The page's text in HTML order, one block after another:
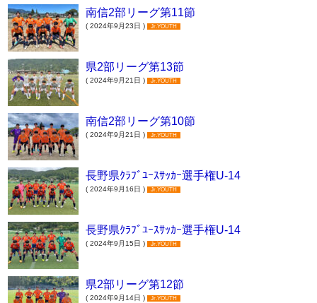
南信2部リーグ第11節
( 2024年9月23日 ) Jr.YOUTH
県2部リーグ第13節
( 2024年9月21日 ) Jr.YOUTH
南信2部リーグ第10節
( 2024年9月21日 ) Jr.YOUTH
長野県ｸﾗﾌﾞﾕｰｽｻｯｶｰ選手権U-14
( 2024年9月16日 ) Jr.YOUTH
長野県ｸﾗﾌﾞﾕｰｽｻｯｶｰ選手権U-14
( 2024年9月15日 ) Jr.YOUTH
県2部リーグ第12節
( 2024年9月14日 ) Jr.YOUTH